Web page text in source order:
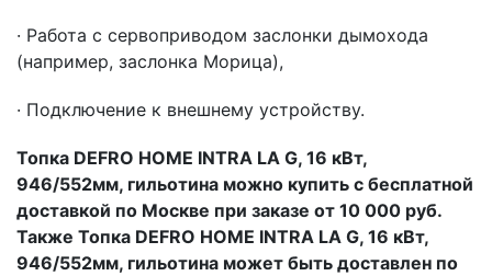
· Работа с сервоприводом заслонки дымохода
(например, заслонка Морица),
· Подключение к внешнему устройству.
Топка DEFRO HOME INTRA LA G, 16 кВт,
946/552мм, гильотина можно купить с бесплатной
доставкой по Москве при заказе от 10 000 руб.
Также Топка DEFRO HOME INTRA LA G, 16 кВт,
946/552мм, гильотина может быть доставлен по